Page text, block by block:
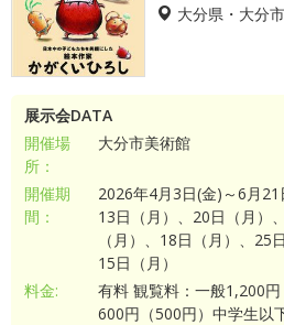
大分県・大分市
展示会DATA
開催場
所：
大分市美術館
開催期
間：
2026年4月3日(金)～6月
13日（月）、20日（月）
（月）、18日（月）、25
15日（月）
料金:
有料 観覧料：一般1,200
600円（500円）中学生以